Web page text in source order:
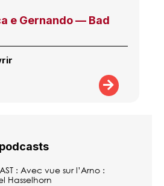
e Gernando — Bad
: Avec vue sur l’Arno :
Hasselhorn